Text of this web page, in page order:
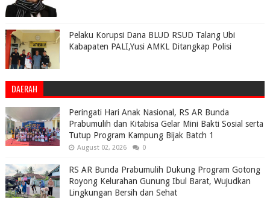
Pelaku Korupsi Dana BLUD RSUD Talang Ubi
Kabapaten PALI,Yusi AMKL Ditangkap Polisi
DAERAH
Peringati Hari Anak Nasional, RS AR Bunda
Prabumulih dan Kitabisa Gelar Mini Bakti Sosial serta
Tutup Program Kampung Bijak Batch 1
August 02, 2026 0
RS AR Bunda Prabumulih Dukung Program Gotong
Royong Kelurahan Gunung Ibul Barat, Wujudkan
Lingkungan Bersih dan Sehat